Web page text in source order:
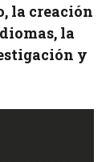
la creación
la
y